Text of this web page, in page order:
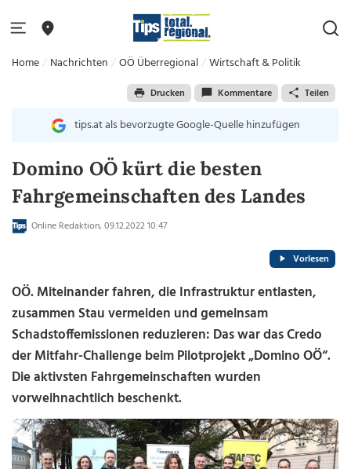
Home Nachrichten OÖ Überregional Wirtschaft & Politik
Drucken Kommentare Teilen
tips.at als bevorzugte Google-Quelle hinzufügen
Domino OÖ kürt die besten
Fahrgemeinschaften des Landes
Online Redaktion, 09.12.2022 10:47
Vorlesen
OÖ. Miteinander fahren, die Infrastruktur entlasten,
zusammen Stau vermeiden und gemeinsam
Schadstoffemissionen reduzieren: Das war das Credo
der Mitfahr-Challenge beim Pilotprojekt „Domino OÖ“.
Die aktivsten Fahrgemeinschaften wurden
vorweihnachtlich beschenkt.